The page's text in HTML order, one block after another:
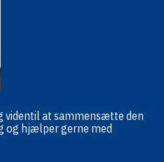
videntil at sammensætte den
og hjælpergerne med